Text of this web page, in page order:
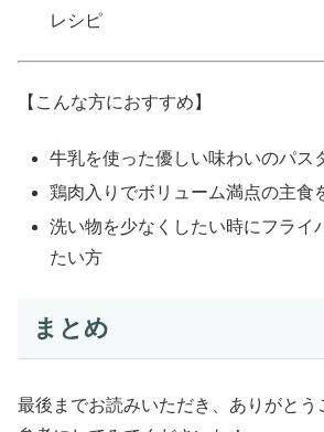
レシピ
【こんな方におすすめ】
牛乳を使った優しい味わいのパス
鶏肉入りでボリューム満点の主食
洗い物を少なくしたい時にフライ
たい方
まとめ
最後までお読みいただき、ありがとう